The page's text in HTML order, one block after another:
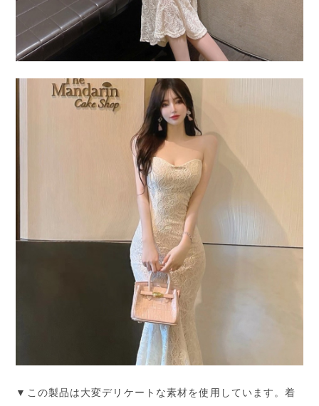
▼この製品は大変デリケートな素材を使用しています。着